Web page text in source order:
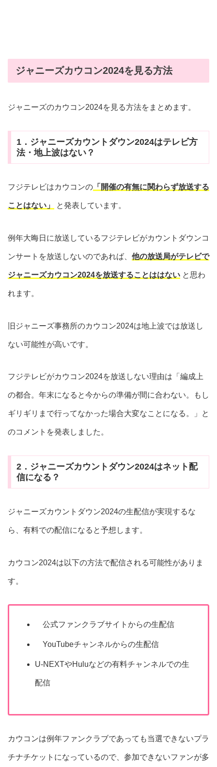
ジャニーズカウコン2024を見る方法
ジャニーズのカウコン2024を見る方法をまとめます。
1．ジャニーズカウントダウン2024はテレビ方
法・地上波はない？
フジテレビはカウコンの 「開催の有無に関わらず放送する
ことはない」 と発表しています。
例年大晦日に放送しているフジテレビがカウントダウンコ
ンサートを放送しないのであれば、 他の放送局がテレビで
ジャニーズカウコン2024を放送することははない と思わ
れます。
旧ジャニーズ事務所のカウコン2024は地上波では放送し
ない可能性が高いです。
フジテレビがカウコン2024を放送しない理由は「編成上
の都合。年末になると今からの準備が間に合わない。もし
ギリギリまで行ってなかった場合大変なことになる。」と
のコメントを発表しました。
2．ジャニーズカウントダウン2024はネット配
信になる？
ジャニーズカウントダウン2024の生配信が実現するな
ら、有料での配信になると予想します。
カウコン2024は以下の方法で配信される可能性がありま
す。
公式ファンクラブサイトからの生配信
YouTubeチャンネルからの生配信
U-NEXTやHuluなどの有料チャンネルでの生
配信
カウコンは例年ファンクラブであっても当選できないプラ
チナチケットになっているので、参加できないファンが多